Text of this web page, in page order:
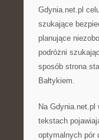
Gdynia.net.pl
szukające
planujące
podróżni
sposób strona
Bałtykiem.
Na Gdynia.net.pl
tekstach
optymalnych pór